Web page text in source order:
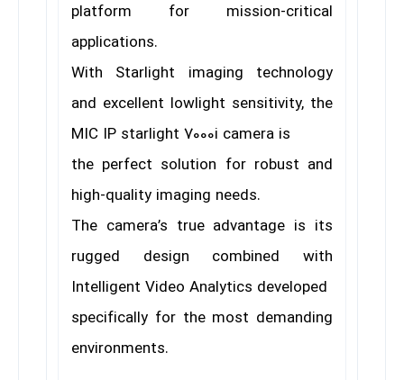
platform for mission-critical
applications.
With Starlight imaging technology
and excellent lowlight sensitivity, the
MIC IP starlight 7000i camera is
the perfect solution for robust and
high-quality imaging needs.
The camera’s true advantage is its
rugged design combined with
Intelligent Video Analytics developed
specifically for the most demanding
environments.